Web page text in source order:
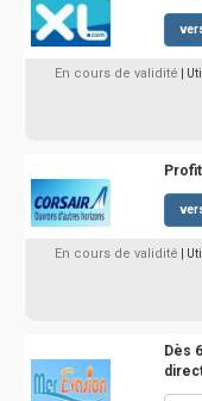
En cours de validité |
En cours de validité |
Dès